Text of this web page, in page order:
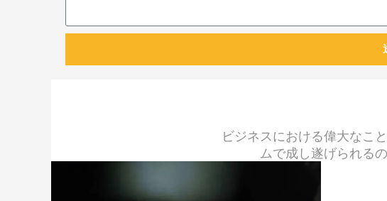
ビジネスにおける偉大なこ
ムで成し遂げられる